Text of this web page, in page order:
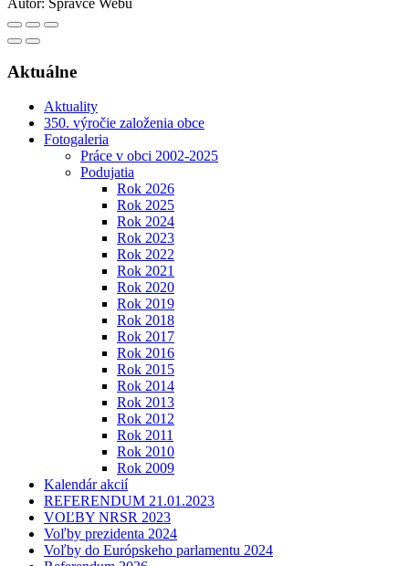
Aktuálne
Aktuality
350. výročie založenia obce
Fotogaleria
Práce v obci 2002-2025
Podujatia
Rok 2026
Rok 2025
Rok 2024
Rok 2023
Rok 2022
Rok 2021
Rok 2020
Rok 2019
Rok 2018
Rok 2017
Rok 2016
Rok 2015
Rok 2014
Rok 2013
Rok 2012
Rok 2011
Rok 2010
Rok 2009
Kalendár akcií
REFERENDUM 21.01.2023
VOĽBY NRSR 2023
Voľby prezidenta 2024
Voľby do Európskeho parlamentu 2024